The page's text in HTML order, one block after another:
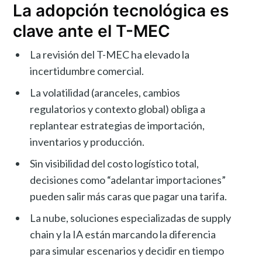
La adopción tecnológica es
clave ante el T-MEC
La revisión del T-MEC ha elevado la
incertidumbre comercial.
La volatilidad (aranceles, cambios
regulatorios y contexto global) obliga a
replantear estrategias de importación,
inventarios y producción.
Sin visibilidad del costo logístico total,
decisiones como “adelantar importaciones”
pueden salir más caras que pagar una tarifa.
La nube, soluciones especializadas de supply
chain y la IA están marcando la diferencia
para simular escenarios y decidir en tiempo